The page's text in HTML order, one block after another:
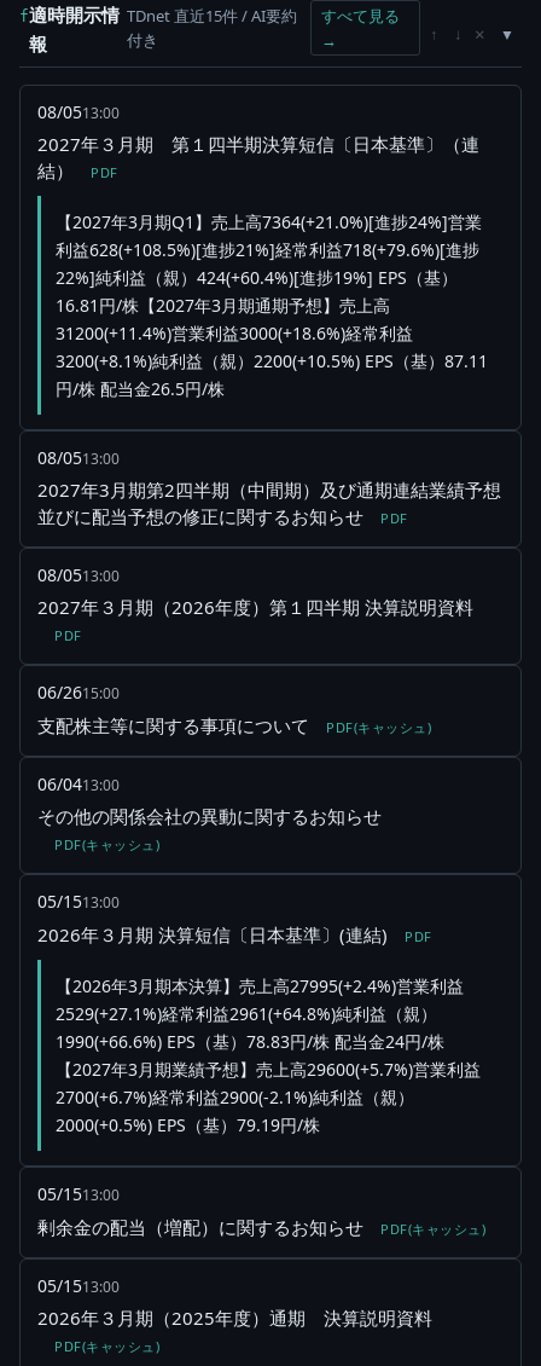
f適時開示情
報
TDnet 直近15件 / AI要約
付き
すべて見る
→
↑ ↓ ×
08/0513:00
2027年３月期 第１四半期決算短信〔日本基準〕（連
結）
PDF
【2027年3月期Q1】売上高7364(+21.0%)[進捗24%]営業
利益628(+108.5%)[進捗21%]経常利益718(+79.6%)[進捗
22%]純利益（親）424(+60.4%)[進捗19%] EPS（基）
16.81円/株【2027年3月期通期予想】売上高
31200(+11.4%)営業利益3000(+18.6%)経常利益
3200(+8.1%)純利益（親）2200(+10.5%) EPS（基）87.11
円/株 配当金26.5円/株
08/0513:00
2027年3月期第2四半期（中間期）及び通期連結業績予想
並びに配当予想の修正に関するお知らせ
PDF
08/0513:00
2027年３月期（2026年度）第１四半期 決算説明資料
PDF
06/2615:00
支配株主等に関する事項について PDF(キャッシュ)
06/0413:00
その他の関係会社の異動に関するお知らせ
PDF(キャッシュ)
05/1513:00
2026年３月期 決算短信〔日本基準〕(連結) PDF
【2026年3月期本決算】売上高27995(+2.4%)営業利益
2529(+27.1%)経常利益2961(+64.8%)純利益（親）
1990(+66.6%) EPS（基）78.83円/株 配当金24円/株
【2027年3月期業績予想】売上高29600(+5.7%)営業利益
2700(+6.7%)経常利益2900(-2.1%)純利益（親）
2000(+0.5%) EPS（基）79.19円/株
05/1513:00
剰余金の配当（増配）に関するお知らせ PDF(キャッシュ)
05/1513:00
2026年３月期（2025年度）通期 決算説明資料
PDF(キャッシュ)